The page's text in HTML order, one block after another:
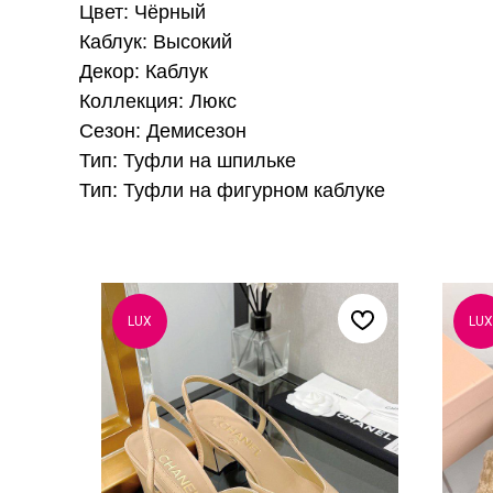
Цвет: Чёрный
Каблук: Высокий
Декор: Каблук
Коллекция: Люкс
Сезон: Демисезон
Тип: Туфли на шпильке
Тип: Туфли на фигурном каблуке
LUX LUX